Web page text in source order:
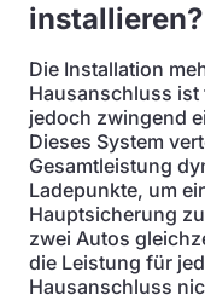
installieren?
Die Installation
Hausanschluss
jedoch zwingend
Dieses System
Gesamtleistung
Ladepunkte, um
Hauptsicherung
zwei Autos
die Leistung für
Hausanschluss